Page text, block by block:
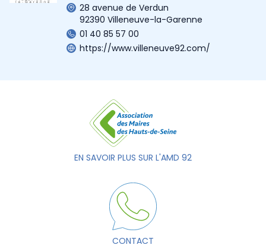
28 avenue de Verdun
92390 Villeneuve-la-Garenne
01 40 85 57 00
https://www.villeneuve92.com/
EN SAVOIR PLUS SUR L'AMD 92
CONTACT